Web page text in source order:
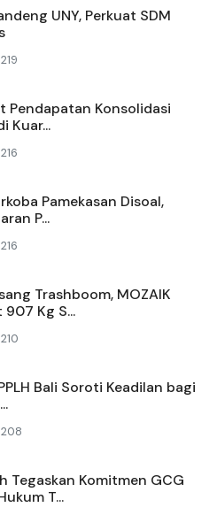
UNY, Perkuat SDM
219
Pendapatan Konsolidasi
Kuar...
216
Pamekasan Disoal,
P...
216
Trashboom, MOZAIK
907 Kg S...
210
Bali Soroti Keadilan bagi
208
Tegaskan Komitmen GCG
T...